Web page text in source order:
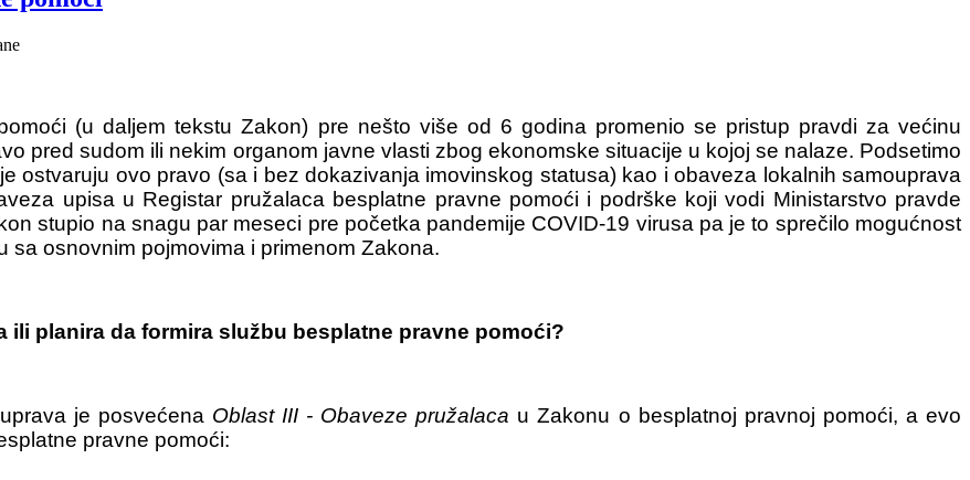
(u daljem tekstu Zakon) pre nešto više od 6 godina promenio se pristup pravdi za većinu
pred sudom ili nekim organom javne vlasti zbog ekonomske situacije u kojoj se nalaze. Podsetimo
ostvaruju ovo pravo (sa i bez dokazivanja imovinskog statusa) kao i obaveza lokalnih samouprava
upisa u Registar pružalaca besplatne pravne pomoći i podrške koji vodi Ministarstvo pravde
stupio na snagu par meseci pre početka pandemije COVID-19 virusa pa je to sprečilo mogućnost
osnovnim pojmovima i primenom Zakona.
planira da formira službu besplatne pravne pomoći?
je posvećena Oblast III - Obaveze pružalaca u Zakonu o besplatnoj pravnoj pomoći, a evo
pravne pomoći: